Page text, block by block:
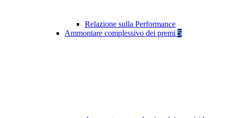
Relazione sulla Performance
Ammontare complessivo dei premi 5